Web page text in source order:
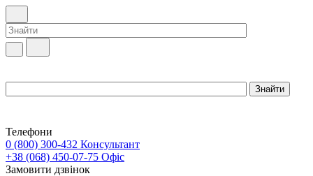
Телефони
0 (800) 300-432 Консультант
+38 (068) 450-07-75 Офіс
Замовити дзвінок